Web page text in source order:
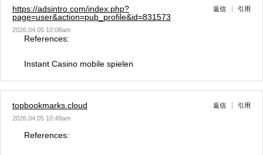
https://adsintro.com/index.php?
page=user&action=pub_profile&id=831573
2026.04.05 10:08am
返信 引用
References:
Instant Casino mobile spielen
topbookmarks.cloud
2026.04.05 10:49am
返信 引用
References: